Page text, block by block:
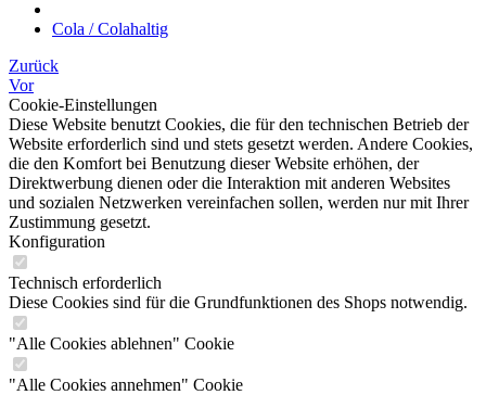
Cola / Colahaltig
Zurück
Vor
Cookie-Einstellungen
Diese Website benutzt Cookies, die für den technischen Betrieb der
Website erforderlich sind und stets gesetzt werden. Andere Cookies,
die den Komfort bei Benutzung dieser Website erhöhen, der
Direktwerbung dienen oder die Interaktion mit anderen Websites
und sozialen Netzwerken vereinfachen sollen, werden nur mit Ihrer
Zustimmung gesetzt.
Konfiguration
Technisch erforderlich
Diese Cookies sind für die Grundfunktionen des Shops notwendig.
"Alle Cookies ablehnen" Cookie
"Alle Cookies annehmen" Cookie